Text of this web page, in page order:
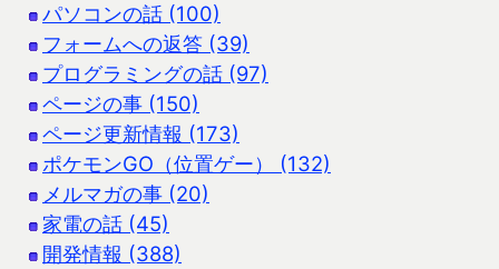
パソコンの話 (100)
フォームへの返答 (39)
プログラミングの話 (97)
ページの事 (150)
ページ更新情報 (173)
ポケモンGO（位置ゲー） (132)
メルマガの事 (20)
家電の話 (45)
開発情報 (388)